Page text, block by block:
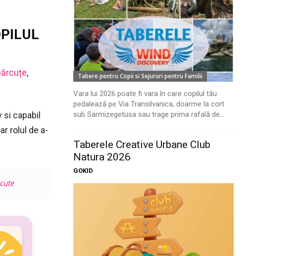
,
capabil
rolul de a-
Tabere pentru Copii si Sejururi pentru Familii
Vara lui 2026 poate fi vara în care copilul tău
pedalează pe Via Transilvanica, doarme la cort
sub Sarmizegetusa sau trage prima rafală de...
Taberele Creative Urbane Club
Natura 2026
GOKID